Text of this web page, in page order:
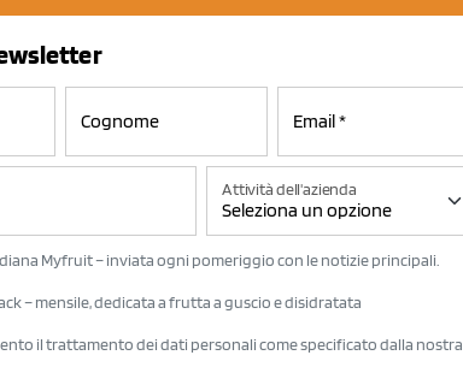
Attività dell'azienda
Myfruit – inviata ogni pomeriggio con le notizie principali.
– mensile, dedicata a frutta a guscio e disidratata
il trattamento dei dati personali come specificato dalla nostra